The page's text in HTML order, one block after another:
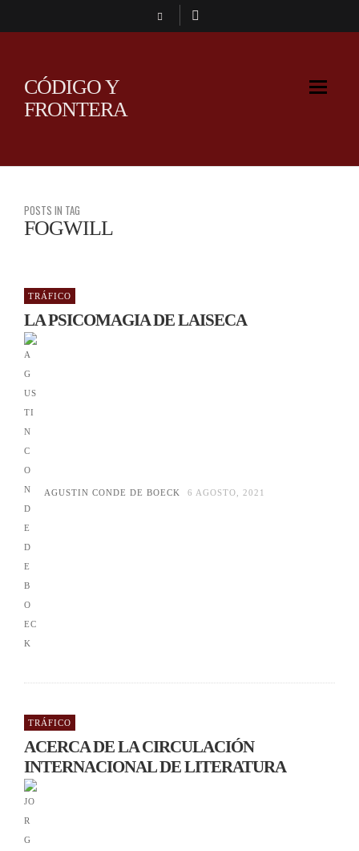
CÓDIGO Y
FRONTERA
POSTS IN TAG
FOGWILL
TRÁFICO
LA PSICOMAGIA DE LAISECA
AGUSTIN CONDE DE BOECK 6 AGOSTO, 2021
TRÁFICO
ACERCA DE LA CIRCULACIÓN
INTERNACIONAL DE LITERATURA